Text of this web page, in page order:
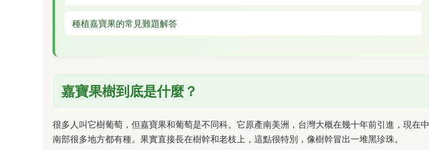
種植嘉寶果的常見難題解答
嘉寶果樹到底是什麼？
很多人叫它樹葡萄，但嘉寶果和葡萄是不同科。它原產南美洲，台灣大概在幾十年前引進，現在中
南部很多地方都有種。果實直接長在樹幹和老枝上，這點很特別，像樹幹冒出一堆黑珍珠。